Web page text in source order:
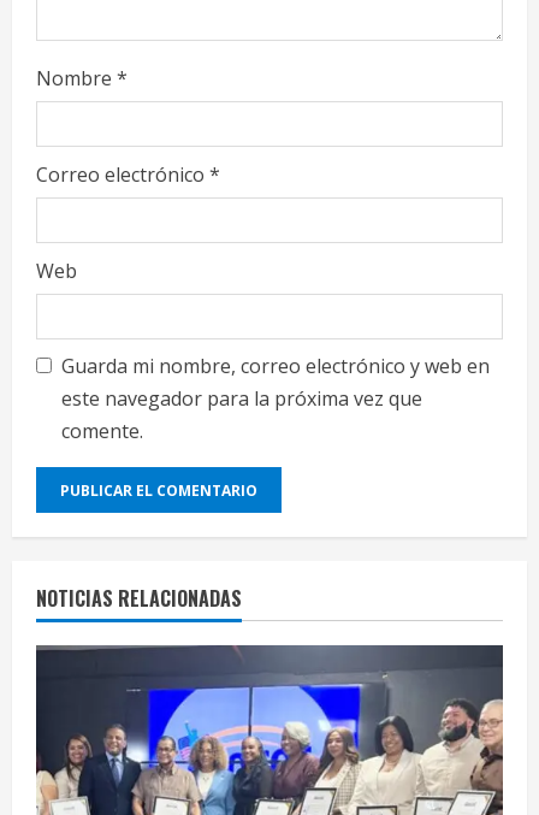
Nombre *
Correo electrónico *
Web
Guarda mi nombre, correo electrónico y web en
este navegador para la próxima vez que
comente.
NOTICIAS RELACIONADAS